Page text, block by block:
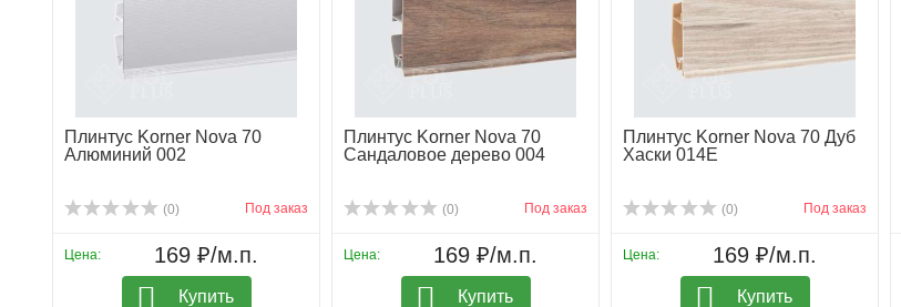
Плинтус Korner Nova 70
Алюминий 002
(0) Под заказ
Цена: 169 ₽/м.п.
Купить
Плинтус Korner Nova 70
Сандаловое дерево 004
(0) Под заказ
Цена: 169 ₽/м.п.
Купить
Плинтус Korner Nova 70 Дуб
Хаски 014Е
(0) Под заказ
Цена: 169 ₽/м.п.
Купить